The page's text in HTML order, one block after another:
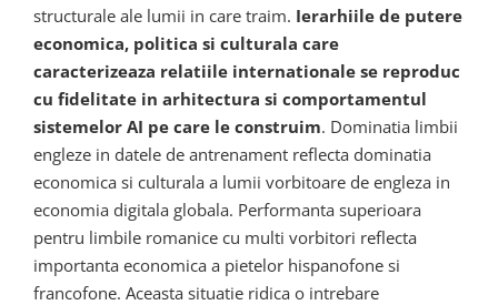
structurale ale lumii in care traim. Ierarhiile de putere
economica, politica si culturala care
caracterizeaza relatiile internationale se reproduc
cu fidelitate in arhitectura si comportamentul
sistemelor AI pe care le construim. Dominatia limbii
engleze in datele de antrenament reflecta dominatia
economica si culturala a lumii vorbitoare de engleza in
economia digitala globala. Performanta superioara
pentru limbile romanice cu multi vorbitori reflecta
importanta economica a pietelor hispanofone si
francofone. Aceasta situatie ridica o intrebare